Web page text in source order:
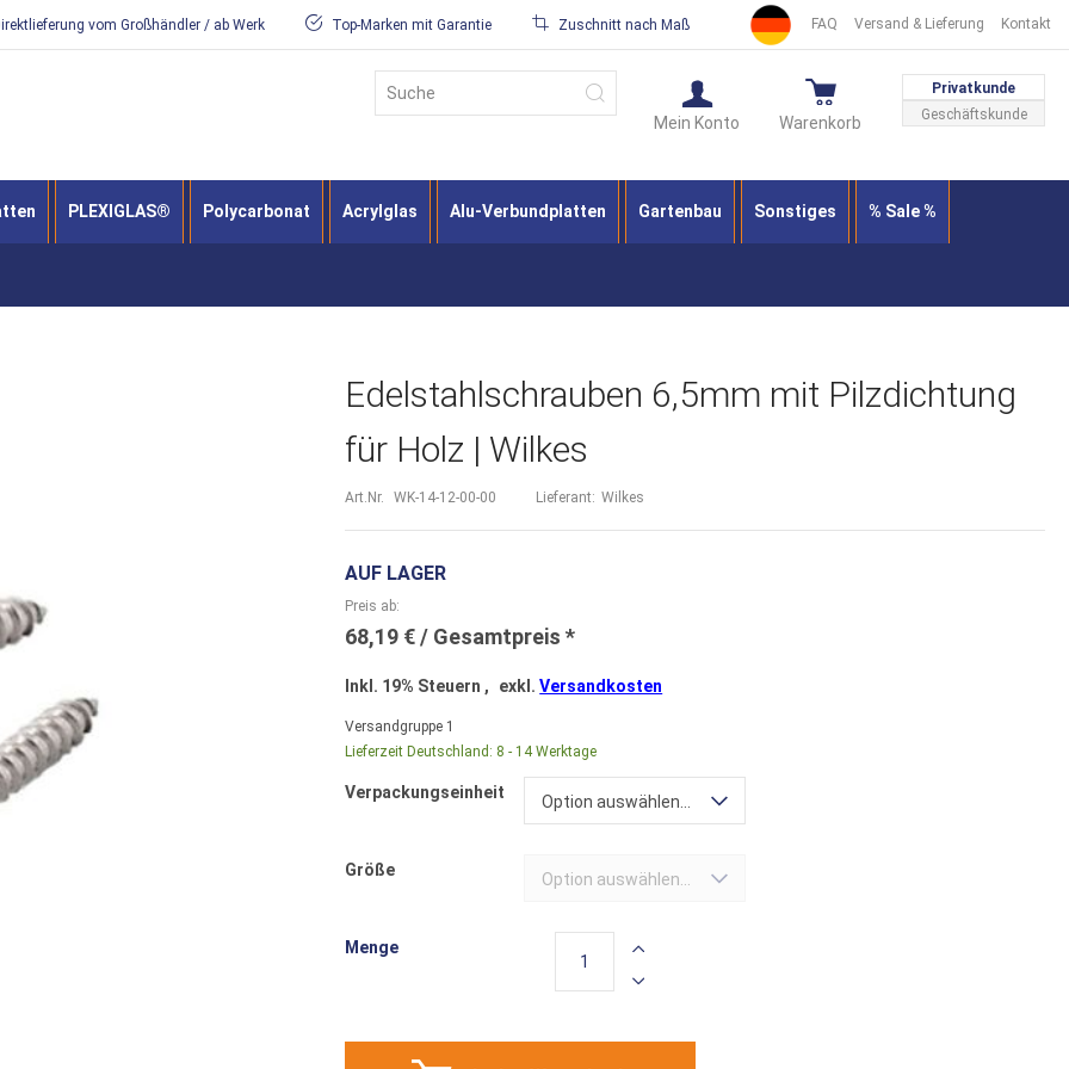
FAQ Versand & Lieferung Kontakt
vom Großhändler / ab Werk Top-Marken mit Garantie Zuschnitt nach Maß
Privatkunde
Geschäftskunde
Warenkorb
Mein Konto
Suche
PLEXIGLAS® Polycarbonat Acrylglas Alu-Verbundplatten Gartenbau Sonstiges % Sale %
Edelstahlschrauben 6,5mm mit Pilzdichtung
für Holz | Wilkes
Art.Nr. WK-14-12-00-00 Lieferant: Wilkes
AUF LAGER
Preis ab
68,19 €
Inkl. 19% Steuern , exkl.Versandkosten
Versandgruppe 1
Lieferzeit Deutschland: 8 - 14 Werktage
Verpackungseinheit Option auswählen...
Größe Option auswählen...
Menge